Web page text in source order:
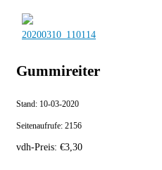
Gummireiter
Stand: 10-03-2020
Seitenaufrufe: 2156
vdh-Preis: €3,30